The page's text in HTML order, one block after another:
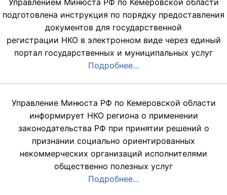
подготовлена инструкция по порядку предоставления
документов для государственной
регистрации НКО в электронном виде через единый
портал государственных и муниципальных услуг
Подробнее…
Управление Минюста РФ по Кемеровской области
информирует НКО региона о применении
законодательства РФ при принятии решений о
признании социально ориентированных
некоммерческих организаций исполнителями
общественно полезных услуг
Подробнее…